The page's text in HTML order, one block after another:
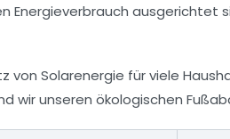
Energieverbrauch ausgerichtet
von Solarenergie für viele
wir unseren ökologischen